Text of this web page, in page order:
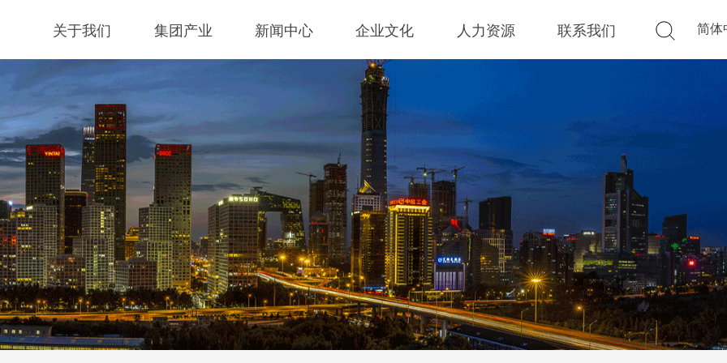
标签2
关于我们 集团产业 新闻中心 企业文化 人力资源 联系我们 简体